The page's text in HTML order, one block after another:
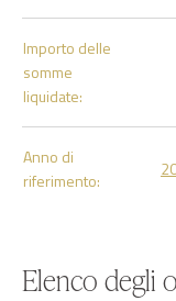
Importo delle
somme
liquidate:
Anno di
riferimento:
Elenco degli